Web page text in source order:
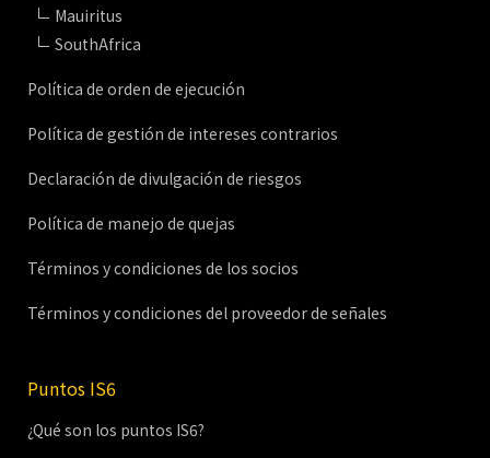
Mauiritus
SouthAfrica
Política de orden de ejecución
Política de gestión de intereses contrarios
Declaración de divulgación de riesgos
Política de manejo de quejas
Términos y condiciones de los socios
Términos y condiciones del proveedor de señales
Puntos IS6
¿Qué son los puntos IS6?